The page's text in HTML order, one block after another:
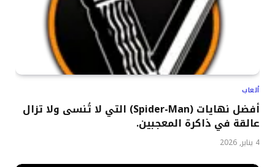
ألعاب
أفضل نهايات (Spider-Man) التي لا تُنسى ولا تزال
عالقة في ذاكرة المعجبين.
4 يناير, 2026